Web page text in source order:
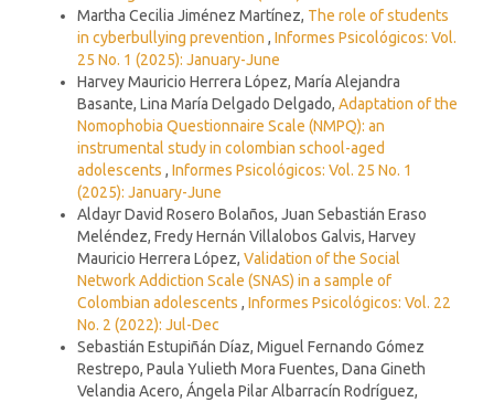
Martha Cecilia Jiménez Martínez, The role of students
in cyberbullying prevention , Informes Psicológicos: Vol.
25 No. 1 (2025): January-June
Harvey Mauricio Herrera López, María Alejandra
Basante, Lina María Delgado Delgado, Adaptation of the
Nomophobia Questionnaire Scale (NMPQ): an
instrumental study in colombian school-aged
adolescents , Informes Psicológicos: Vol. 25 No. 1
(2025): January-June
Aldayr David Rosero Bolaños, Juan Sebastián Eraso
Meléndez, Fredy Hernán Villalobos Galvis, Harvey
Mauricio Herrera López, Validation of the Social
Network Addiction Scale (SNAS) in a sample of
Colombian adolescents , Informes Psicológicos: Vol. 22
No. 2 (2022): Jul-Dec
Sebastián Estupiñán Díaz, Miguel Fernando Gómez
Restrepo, Paula Yulieth Mora Fuentes, Dana Gineth
Velandia Acero, Ángela Pilar Albarracín Rodríguez,